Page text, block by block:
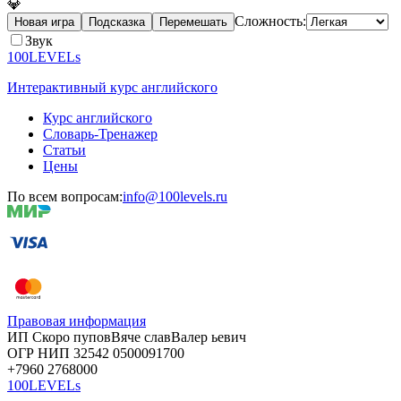
💎
Новая игра Подсказка Перемешать Сложность:
Звук
100LEVELs
Интерактивный курс английского
Курс английского
Словарь-Тренажер
Статьи
Цены
По всем вопросам:info@100levels.ru
Правовая информация
ИП Скоро пуповВяче славВалер ьевич
ОГР НИП 32542 0500091700
+7960 2768000
100LEVELs